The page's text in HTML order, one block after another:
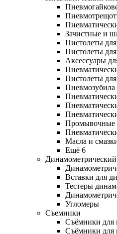
Зачистные и
Пистолеты
Пистолеты
Аксессуары
Пистолеты
Пневмозубила
Промывочные
Масла и
Ещё 6
Вставки для
Тестеры
Угломеры
Съемники
Съёмники для
Съёмники для